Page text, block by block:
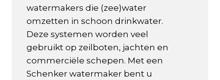
watermakers die (zee)water
omzetten in schoon drinkwater.
Deze systemen worden veel
gebruikt op zeilboten, jachten en
commerciële schepen. Met een
Schenker watermaker bent u